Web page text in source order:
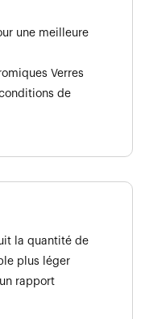
une meilleure
Verres
de
la quantité de
plus léger
rapport